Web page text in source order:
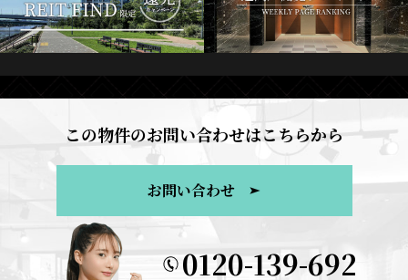
この物件のお問い合わせはこちらから
お問い合わせ
0120-139-692